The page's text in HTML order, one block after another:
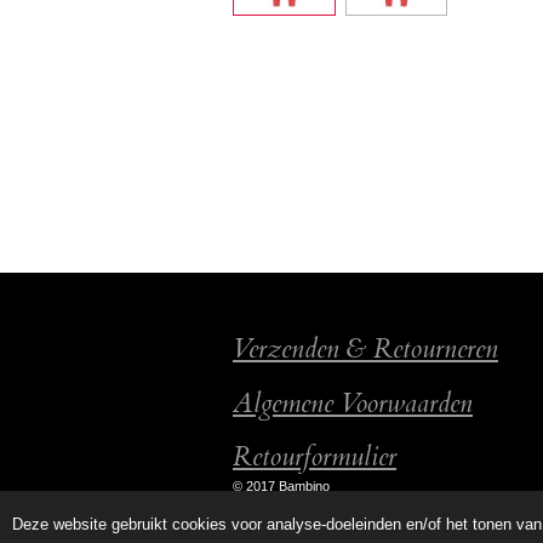
Deze website gebruikt cookies voor analyse-doeleinden en/of het tonen
Verzenden & Retourneren
Algemene Voorwaarden
Retourformulier
© 2017 Bambino